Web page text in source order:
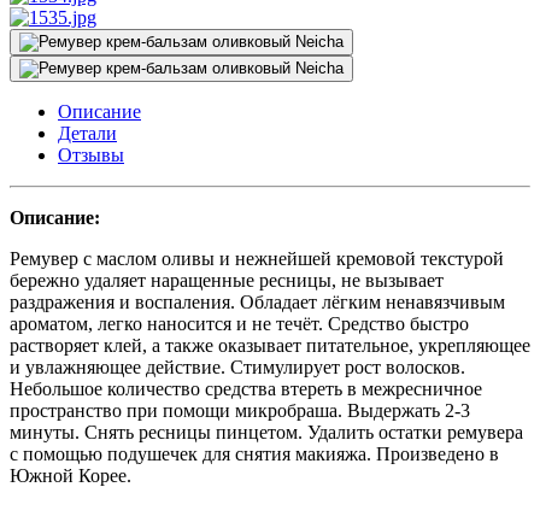
Описание
Детали
Отзывы
Описание:
Ремувер с маслом оливы и нежнейшей кремовой текстурой
бережно удаляет наращенные ресницы, не вызывает
раздражения и воспаления. Обладает лёгким ненавязчивым
ароматом, легко наносится и не течёт. Средство быстро
растворяет клей, а также оказывает питательное, укрепляющее
и увлажняющее действие. Стимулирует рост волосков.
Небольшое количество средства втереть в межресничное
пространство при помощи микробраша. Выдержать 2-3
минуты. Снять ресницы пинцетом. Удалить остатки ремувера
с помощью подушечек для снятия макияжа. Произведено в
Южной Корее.